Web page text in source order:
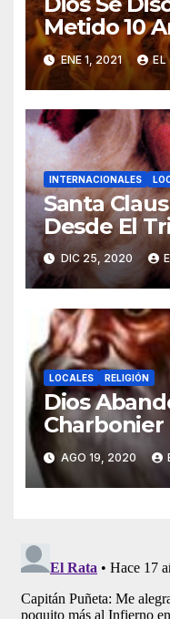
Metido 10
En El 2020
ENE 1, 2021 EL
INTERNACIONALES
Santa
Desde El
Se Le
DIC 25, 2020
LOCALES RELIGIÓN
Dios
Charbonier
Diezmó De
Robó
AGO 19, 2020